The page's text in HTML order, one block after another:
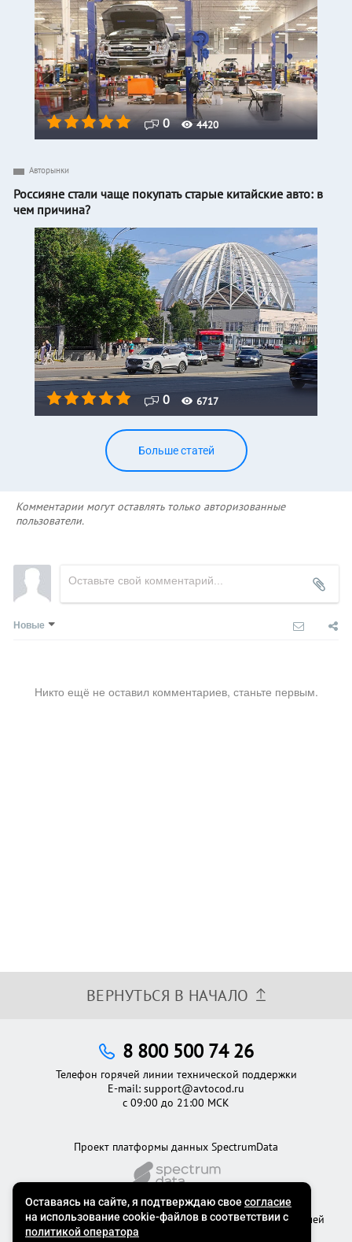
0 4420
0 6717
Авторынки
Россияне стали чаще покупать старые китайские авто: в
чем причина?
Больше статей
Комментарии могут оставлять только авторизованные
пользователи.
Новые
Никто ещё не оставил комментариев, станьте первым.
ВЕРНУТЬСЯ В НАЧАЛО
©2012 - 2026Официальный сервис проверки автомобилей
Проект платформы данных SpectrumData
8 800 500 74 26
Телефон горячей линии технической поддержки
E-mail: support@avtocod.ru
с 09:00 до 21:00 МСК